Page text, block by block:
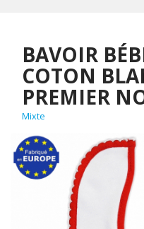
BAVOIR
COTON
PREMIER
Mixte